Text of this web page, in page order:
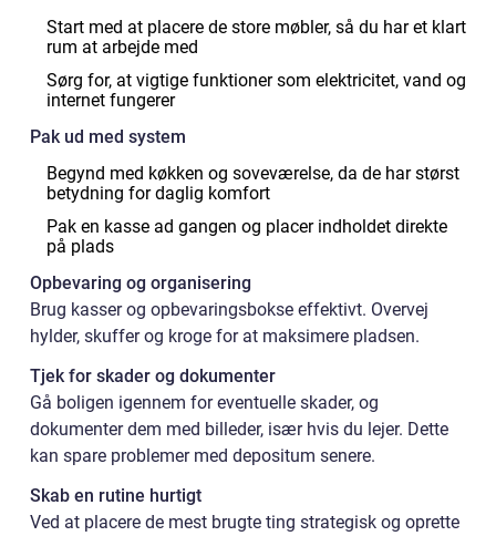
Start med at placere de store møbler, så du har et klart
rum at arbejde med
Sørg for, at vigtige funktioner som elektricitet, vand og
internet fungerer
Pak ud med system
Begynd med køkken og soveværelse, da de har størst
betydning for daglig komfort
Pak en kasse ad gangen og placer indholdet direkte
på plads
Opbevaring og organisering
Brug kasser og opbevaringsbokse effektivt. Overvej
hylder, skuffer og kroge for at maksimere pladsen.
Tjek for skader og dokumenter
Gå boligen igennem for eventuelle skader, og
dokumenter dem med billeder, især hvis du lejer. Dette
kan spare problemer med depositum senere.
Skab en rutine hurtigt
Ved at placere de mest brugte ting strategisk og oprette